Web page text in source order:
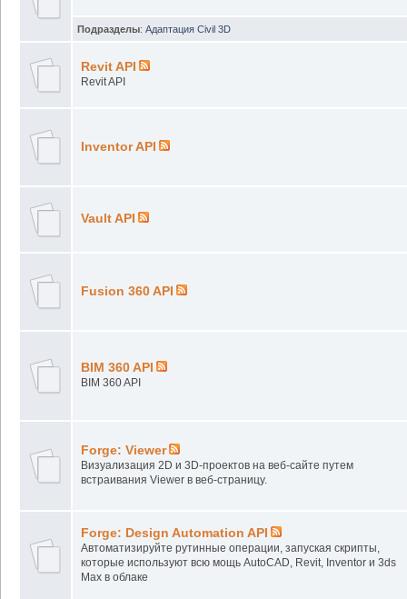
Подразделы: Адаптация Civil 3D
Revit API
Revit API
Inventor API
Vault API
Fusion 360 API
BIM 360 API
BIM 360 API
Forge: Viewer
Визуализация 2D и 3D-проектов на веб-сайте путем
встраивания Viewer в веб-страницу.
Forge: Design Automation API
Автоматизируйте рутинные операции, запуская скрипты,
которые используют всю мощь AutoCAD, Revit, Inventor и 3ds
Max в облаке